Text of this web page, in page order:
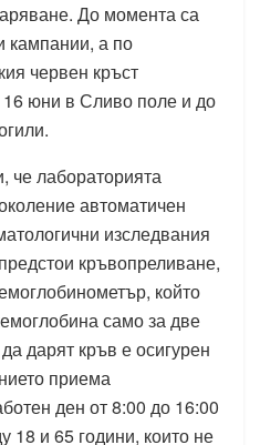
До момента са
кампании, а по
червен кръст
юни в Сливо поле и до
лабораторията
автоматичен
изследвания
кръвопреливане,
който
само за две
дарят кръв е осигурен
приема
ден от 8:00 до 16:00
18 и 65 години, които не